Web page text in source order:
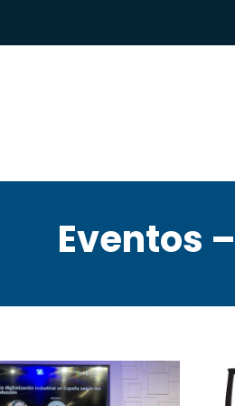
Eventos